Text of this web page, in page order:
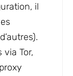
il
Tor,